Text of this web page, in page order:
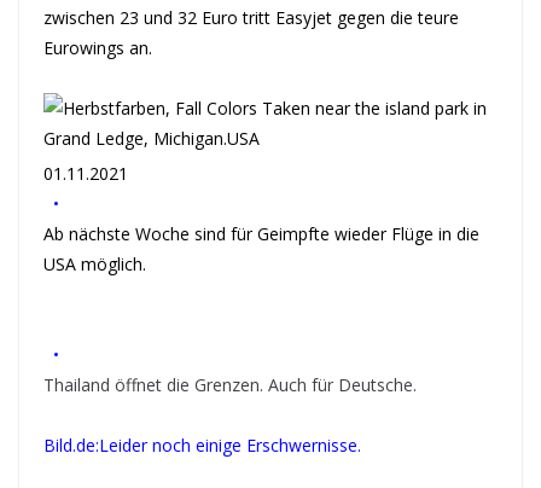
zwischen 23 und 32 Euro tritt Easyjet gegen die teure
Eurowings an.
01.11.2021
•
Ab nächste Woche sind für Geimpfte wieder Flüge in die
USA möglich.
•
Thailand öffnet die Grenzen. Auch für Deutsche.
Bild.de:Leider noch einige Erschwernisse.